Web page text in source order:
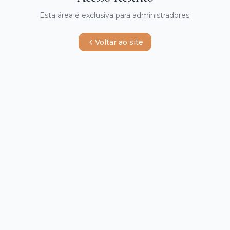
Esta área é exclusiva para administradores.
Voltar ao site